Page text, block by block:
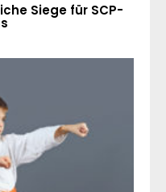
Siege für SCP-